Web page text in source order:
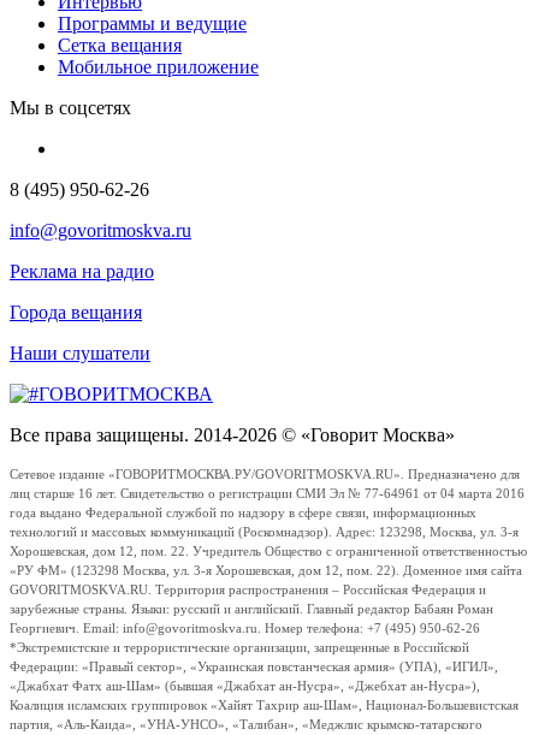
Программы и ведущие
Сетка вещания
Мобильное приложение
Мы в соцсетях
8 (495) 950-62-26
info@govoritmoskva.ru
Реклама на радио
Города вещания
Наши слушатели
Все права защищены. 2014-2026 © «Говорит Москва»
Сетевое издание «ГОВОРИТМОСКВА.РУ/GOVORITMOSKVA.RU». Предназначено для
лиц старше 16 лет. Свидетельство о регистрации СМИ Эл № 77-64961 от 04 марта 2016
года выдано Федеральной службой по надзору в сфере связи, информационных
технологий и массовых коммуникаций (Роскомнадзор). Адрес: 123298, Москва, ул. 3-я
Хорошевская, дом 12, пом. 22. Учредитель Общество с ограниченной ответственностью
«РУ ФМ» (123298 Москва, ул. 3-я Хорошевская, дом 12, пом. 22). Доменное имя сайта
GOVORITMOSKVA.RU. Территория распространения – Российская Федерация и
зарубежные страны. Языки: русский и английский. Главный редактор Бабаян Роман
Георгиевич. Email: info@govoritmoskva.ru. Номер телефона: +7 (495) 950-62-26
*Экстремистские и террористические организации, запрещенные в Российской
Федерации: «Правый сектор», «Украинская повстанческая армия» (УПА), «ИГИЛ»,
«Джабхат Фатх аш-Шам» (бывшая «Джабхат ан-Нусра», «Джебхат ан-Нусра»),
Коалиция исламских группировок «Хайят Тахрир аш-Шам», Национал-Большевистская
партия, «Аль-Каида», «УНА-УНСО», «Талибан», «Меджлис крымско-татарского